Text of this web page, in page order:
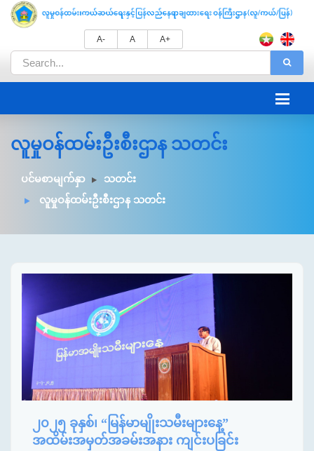
A- A A+
လူမှုဝန်ထမ်းဦးစီးဌာန သတင်း
ပင်မစာမျက်နှာ
သတင်း
လူမှုဝန်ထမ်းဦးစီးဌာန သတင်း
၂၀၂၅ ခုနှစ်၊ “မြန်မာမျိုးသမီးများနေ့”
အထိမ်းအမှတ်အခမ်းအနား ကျင်းပခြင်း